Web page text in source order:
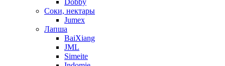
Dobby
Соки, нектары
Jumex
Лапша
BaiXiang
JML
Simeite